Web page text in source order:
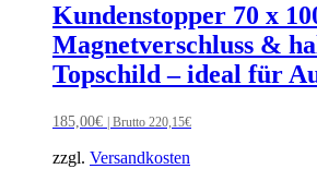
Kundenstopper 70 x
Magnetverschluss &
Topschild – ideal für
185,00€ | Brutto 220,15€
zzgl. Versandkosten